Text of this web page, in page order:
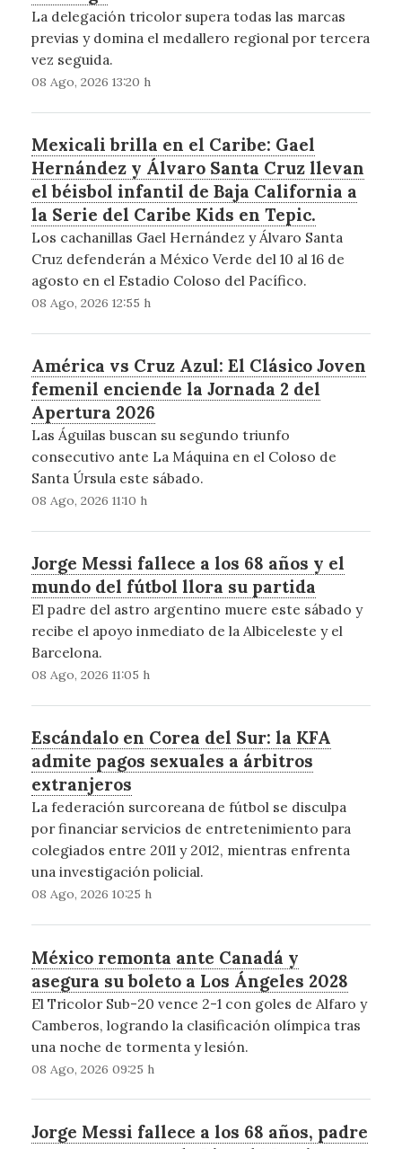
La delegación tricolor supera todas las marcas
previas y domina el medallero regional por tercera
vez seguida.
08 Ago, 2026 13:20 h
Mexicali brilla en el Caribe: Gael
Hernández y Álvaro Santa Cruz llevan
el béisbol infantil de Baja California a
la Serie del Caribe Kids en Tepic.
Los cachanillas Gael Hernández y Álvaro Santa
Cruz defenderán a México Verde del 10 al 16 de
agosto en el Estadio Coloso del Pacífico.
08 Ago, 2026 12:55 h
América vs Cruz Azul: El Clásico Joven
femenil enciende la Jornada 2 del
Apertura 2026
Las Águilas buscan su segundo triunfo
consecutivo ante La Máquina en el Coloso de
Santa Úrsula este sábado.
08 Ago, 2026 11:10 h
Jorge Messi fallece a los 68 años y el
mundo del fútbol llora su partida
El padre del astro argentino muere este sábado y
recibe el apoyo inmediato de la Albiceleste y el
Barcelona.
08 Ago, 2026 11:05 h
Escándalo en Corea del Sur: la KFA
admite pagos sexuales a árbitros
extranjeros
La federación surcoreana de fútbol se disculpa
por financiar servicios de entretenimiento para
colegiados entre 2011 y 2012, mientras enfrenta
una investigación policial.
08 Ago, 2026 10:25 h
México remonta ante Canadá y
asegura su boleto a Los Ángeles 2028
El Tricolor Sub-20 vence 2-1 con goles de Alfaro y
Camberos, logrando la clasificación olímpica tras
una noche de tormenta y lesión.
08 Ago, 2026 09:25 h
Jorge Messi fallece a los 68 años, padre